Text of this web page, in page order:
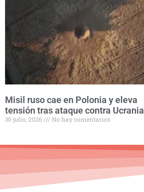
Misil ruso cae en Polonia y eleva
tensión tras ataque contra Ucrania
30 julio, 2026 No hay comentarios